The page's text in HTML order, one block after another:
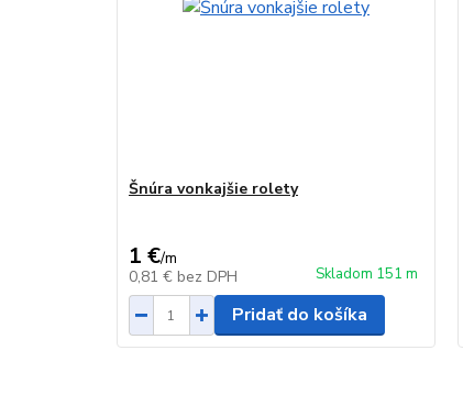
Šnúra vonkajšie rolety
1 €/m
0,81 € bez DPH Skladom 151 m
Pridať do košíka